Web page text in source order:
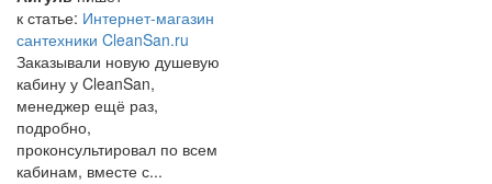
к статье: Интернет-магазин
сантехники CleanSan.ru
Заказывали новую душевую
кабину у CleanSan,
менеджер ещё раз,
подробно,
проконсультировал по всем
кабинам, вместе с...